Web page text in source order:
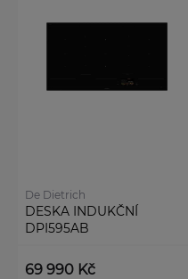
De Dietrich
DESKA INDUKČNÍ
DPI595AB
69 990 Kč